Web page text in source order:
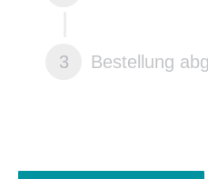
Bestellung
3